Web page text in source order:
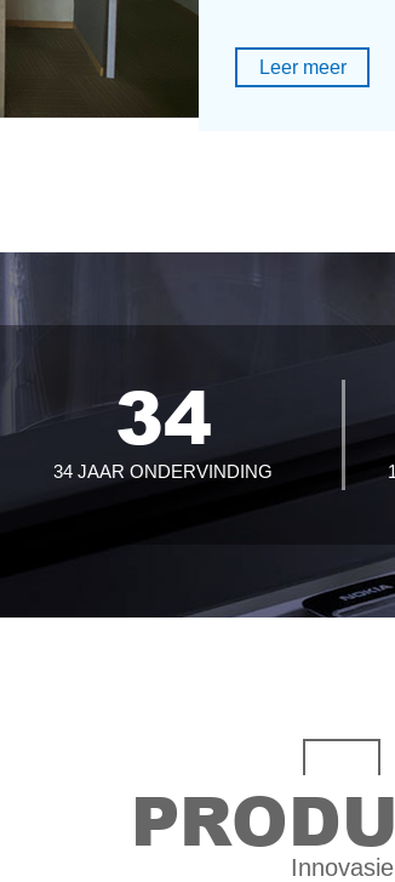
Leer meer
34
34 JAAR ONDERVINDING
Innovasie